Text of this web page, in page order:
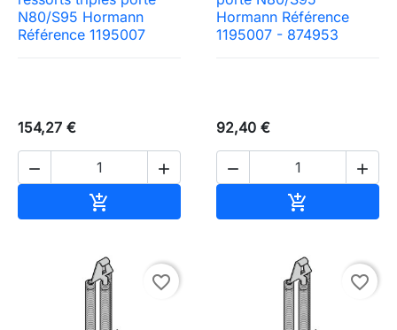
N80/S95 Hormann
Référence 1195007
154,27 €
 

Hormann Référence
1195007 - 874953
92,40 €
 

favorite_border favorite_border